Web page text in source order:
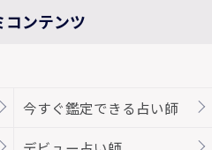
コンテンツ
今すぐ鑑定できる占い師